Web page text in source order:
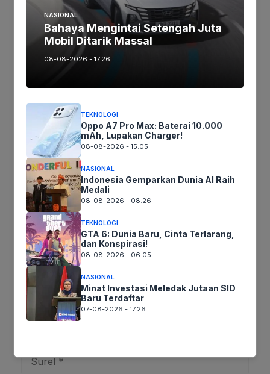
Artikel maupun foto SilahkanLaporkan!
Terima Kasih
Ikuti kami :
Tinggalkan komentar
Komentar
Nama
NASIONAL
Bahaya Mengintai Setengah Juta
Mobil Ditarik Massal
08-08-2026 - 17.26
TEKNOLOGI
Oppo A7 Pro Max: Baterai 10.000
mAh, Lupakan Charger!
08-08-2026 - 15.05
NASIONAL
Indonesia Gemparkan Dunia AI Raih
Medali
08-08-2026 - 08.26
TEKNOLOGI
GTA 6: Dunia Baru, Cinta Terlarang,
dan Konspirasi!
08-08-2026 - 06.05
NASIONAL
Minat Investasi Meledak Jutaan SID
Baru Terdaftar
07-08-2026 - 17.26